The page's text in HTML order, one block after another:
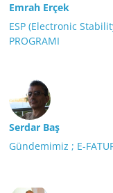
Emrah Erçek
ESP (Electronic
PROGRAMI
Serdar Baş
Gündemimiz ; E-